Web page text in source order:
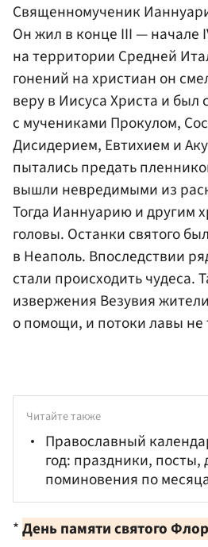
Священномученик
Он жил в конце III — начале
на территории Средней
гонений на христиан он
веру в Иисуса Христа и был
с мучениками Прокулом,
Дисидерием, Евтихием и
пытались предать
вышли невредимыми из
Тогда Ианнуарию и другим
головы. Останки святого
в Неаполь. Впоследствии
стали происходить чудеса.
извержения Везувия
о помощи, и потоки лавы не
Читайте также
Православный
год: праздники, посты,
поминовения по
*День памяти святого